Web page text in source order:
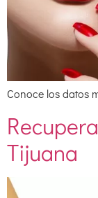
Conoce los datos
Tijuana